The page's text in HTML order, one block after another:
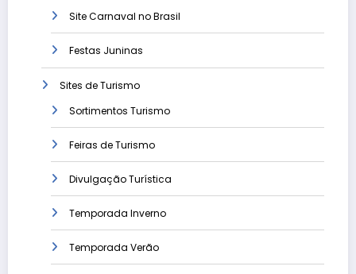
Site Carnaval no Brasil
Festas Juninas
Sites de Turismo
Sortimentos Turismo
Feiras de Turismo
Divulgação Turística
Temporada Inverno
Temporada Verão